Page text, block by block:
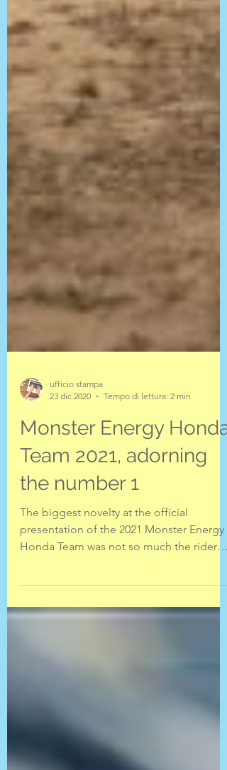
ufficio stampa
23 dic 2020
Tempo di lettura: 2 min
Monster Energy Honda
Team 2021, adorning
the number 1
The biggest novelty at the official
Honda Team was not so much the riders,
but rather, the image...